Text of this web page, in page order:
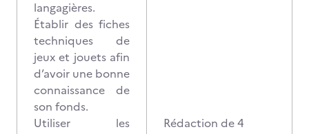
langagières.
Établir des fiches
techniques de
jeux et jouets afin
d’avoir une bonne
connaissance de
son fonds.
Utiliser les
Rédaction de 4